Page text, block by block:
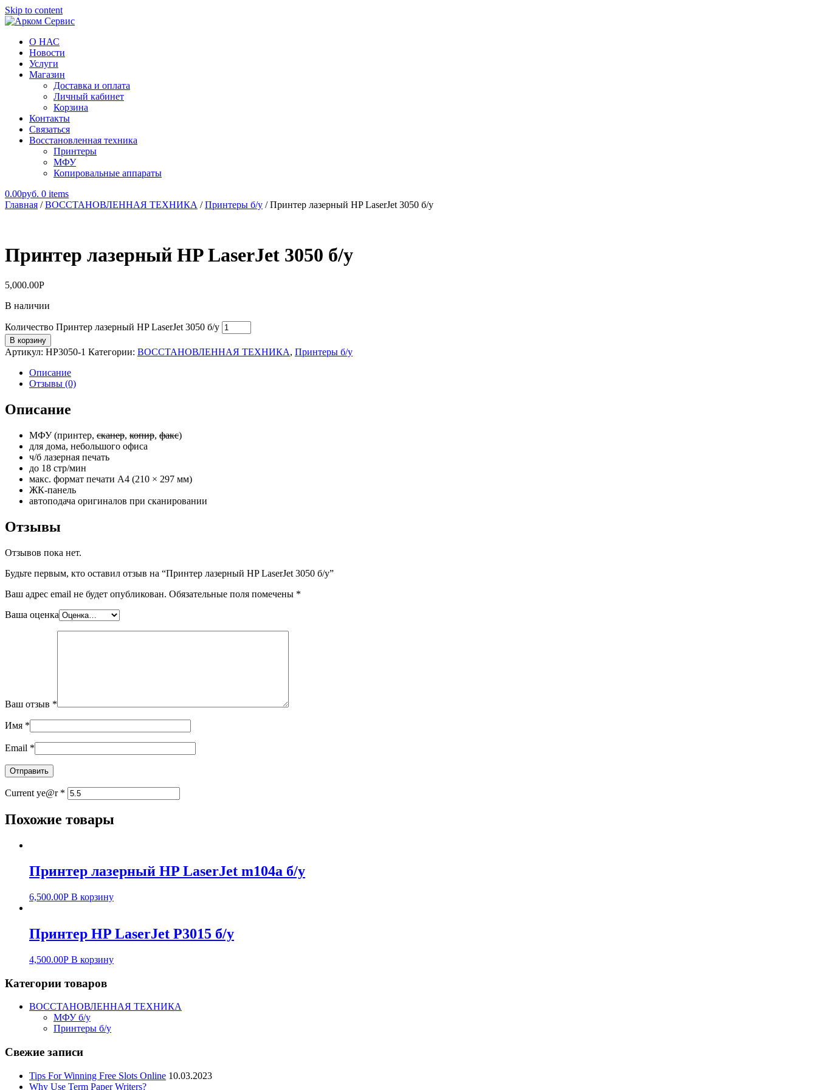
Skip to content
Арком Сервис
О НАС
Новости
Услуги
Магазин
Доставка и оплата
Личный кабинет
Корзина
Контакты
Связаться
Восстановленная техника
Принтеры
МФУ
Копировальные аппараты
0.00руб. 0 items
Главная /ВОССТАНОВЛЕННАЯ ТЕХНИКА /Принтеры б/у / Принтер лазерный HP LaserJet 3050 б/у
Принтер лазерный HP LaserJet 3050 б/у
5,000.00Р
В наличии
Количество Принтер лазерный HP LaserJet 3050 б/у
В корзину
Артикул: HP3050-1 Категории: ВОССТАНОВЛЕННАЯ ТЕХНИКА, Принтеры б/у
Описание
Отзывы (0)
Описание
МФУ (принтер, сканер, копир, факс)
для дома, небольшого офиса
ч/б лазерная печать
до 18 стр/мин
макс. формат печати A4 (210 × 297 мм)
ЖК-панель
автоподача оригиналов при сканировании
Отзывы
Отзывов пока нет.
Будьте первым, кто оставил отзыв на “Принтер лазерный HP LaserJet 3050 б/у”
Ваш адрес email не будет опубликован. Обязательные поля помечены *
Ваша оценка
Ваш отзыв *
Имя *
Email *
Current ye@r *
Похожие товары
Принтер лазерный HP LaserJet m104a б/у
6,500.00Р В корзину
Принтер HP LaserJet P3015 б/у
4,500.00Р В корзину
Категории товаров
ВОССТАНОВЛЕННАЯ ТЕХНИКА
МФУ б/у
Принтеры б/у
Свежие записи
Tips For Winning Free Slots Online 10.03.2023
Why Use Term Paper Writers?